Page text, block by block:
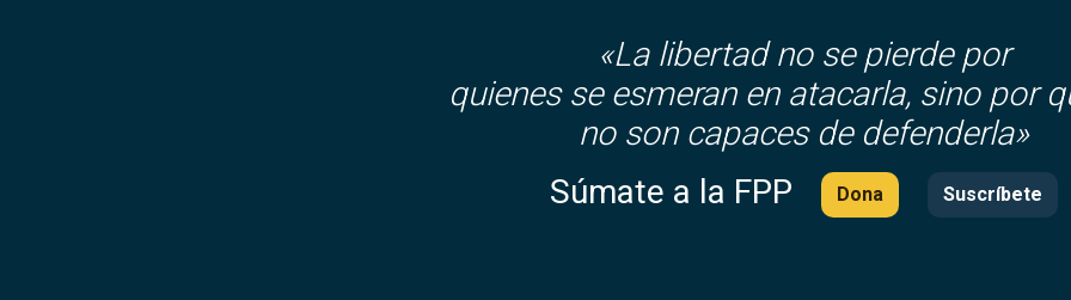
«La libertad no se pierde por
quienes se esmeran en atacarla, sino por
no son capaces de defenderla»
Súmate a la FPP
Dona Suscríbete